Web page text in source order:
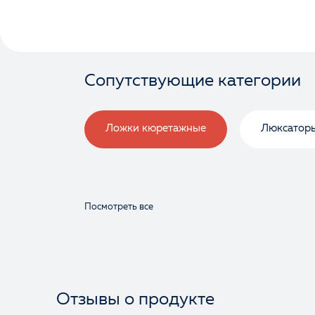
Сопутствующие категории
Ложки кюретажные
Посмотреть все
Отзывы о продукте